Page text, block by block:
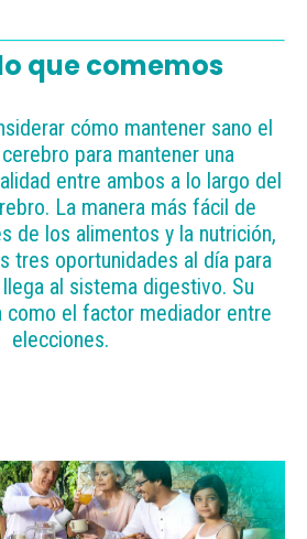
que comemos
cómo mantener sano el
para mantener una
entre ambos a lo largo del
La manera más fácil de
de los alimentos y la nutrición,
tres oportunidades al día para
al sistema digestivo. Su
como el factor mediador entre
elecciones.